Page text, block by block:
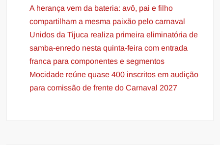
A herança vem da bateria: avô, pai e filho
compartilham a mesma paixão pelo carnaval
Unidos da Tijuca realiza primeira eliminatória de
samba-enredo nesta quinta-feira com entrada
franca para componentes e segmentos
Mocidade reúne quase 400 inscritos em audição
para comissão de frente do Carnaval 2027